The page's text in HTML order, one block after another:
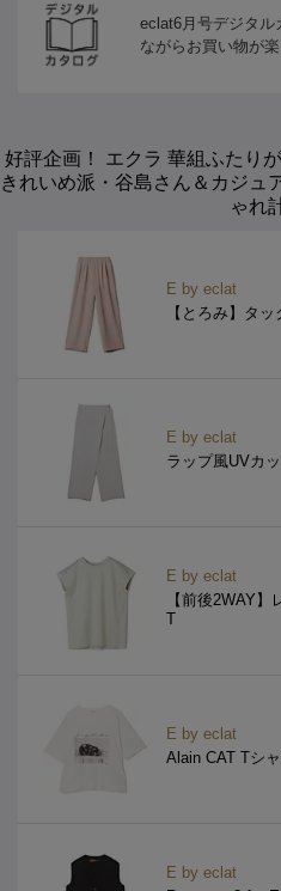
eclat6月号デジタル
ながらお買い物が楽
好評企画！ エクラ 華組ふたり
きれいめ派・谷島さん＆カジ
ゃれ
E by eclat
【とろみ】タ
E by eclat
ラップ風UVカ
E by eclat
【前後2WAY
T
E by eclat
Alain CAT Tシ
E by eclat